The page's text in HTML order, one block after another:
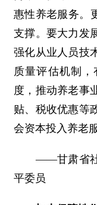
惠性养老服务。
支撑。要大力发
强化从业人员技
质量评估机制
度，推动养老事
贴、税收优惠等
会资本投入养老
――甘肃省社
平委员